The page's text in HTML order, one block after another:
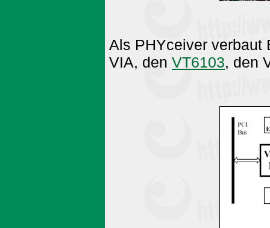
Als PHYceiver verbaut
VIA, den VT6103, den